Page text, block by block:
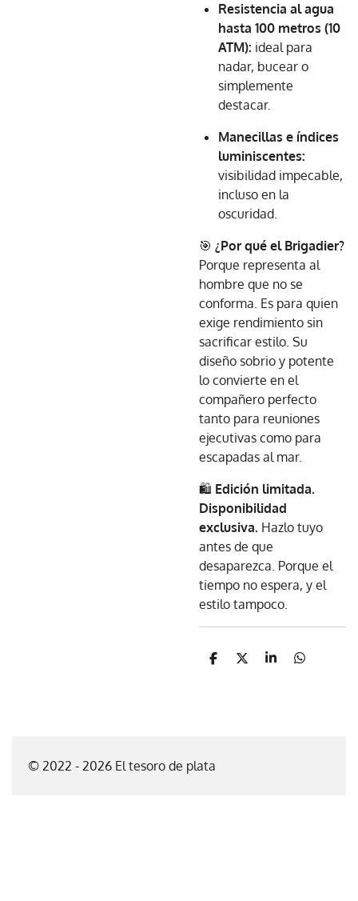
Resistencia al agua
hasta 100 metros (10
ATM): ideal para
nadar, bucear o
simplemente
destacar.
Manecillas e índices
luminiscentes:
visibilidad impecable,
incluso en la
oscuridad.
🎯 ¿Por qué el Brigadier?
Porque representa al
hombre que no se
conforma. Es para quien
exige rendimiento sin
sacrificar estilo. Su
diseño sobrio y potente
lo convierte en el
compañero perfecto
tanto para reuniones
ejecutivas como para
escapadas al mar.
🛍️ Edición limitada.
Disponibilidad
exclusiva. Hazlo tuyo
antes de que
desaparezca. Porque el
tiempo no espera, y el
estilo tampoco.
C
r
C
C
C
© 2022 - 2026 El tesoro de plata